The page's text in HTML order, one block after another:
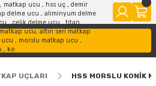
UÇLARI HSS MORSLU KONİK